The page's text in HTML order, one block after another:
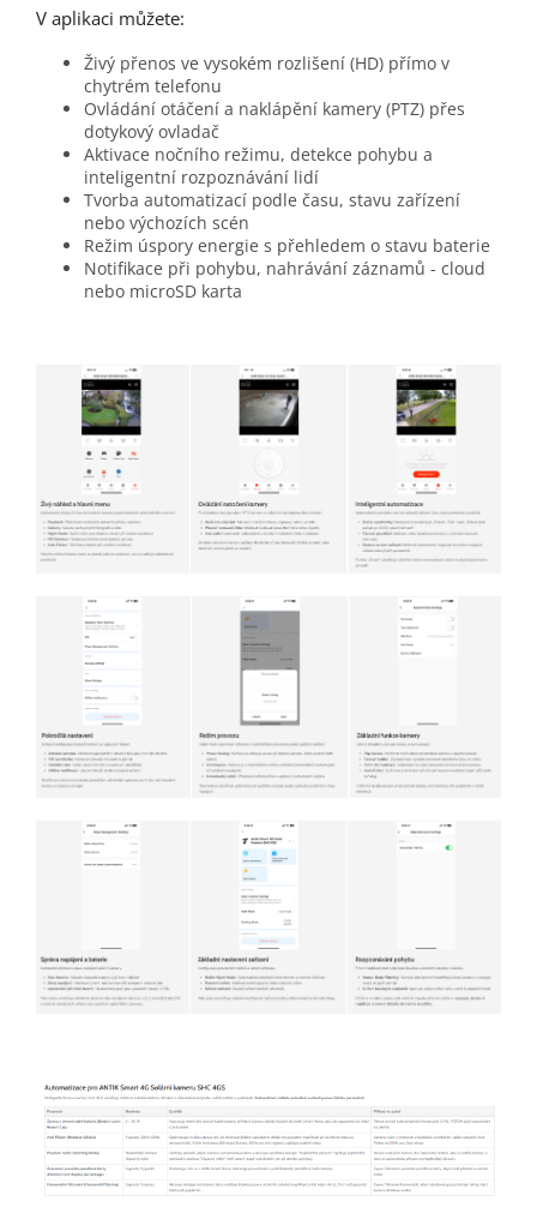
V aplikaci můžete:
Živý přenos ve vysokém rozlišení (HD) přímo v
chytrém telefonu
Ovládání otáčení a naklápění kamery (PTZ) přes
dotykový ovladač
Aktivace nočního režimu, detekce pohybu a
inteligentní rozpoznávání lidí
Tvorba automatizací podle času, stavu zařízení
nebo výchozích scén
Režim úspory energie s přehledem o stavu baterie
Notifikace při pohybu, nahrávání záznamů - cloud
nebo microSD karta